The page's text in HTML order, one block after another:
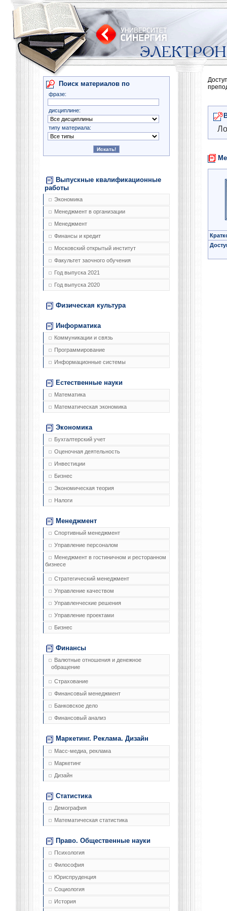
Поиск материалов по
фразе:
дисциплине:
типу материала:
Выпускные квалификационные
работы
Экономика
Менеджмент в организации
Менеджмент
Финансы и кредит
Московский открытый институт
Факультет заочного обучения
Год выпуска 2021
Год выпуска 2020
Физическая культура
Информатика
Коммуникации и связь
Программирование
Информационные системы
Естественные науки
Математика
Математическая экономика
Экономика
Бухгалтерский учет
Оценочная деятельность
Инвестиции
Бизнес
Экономическая теория
Налоги
Менеджмент
Спортивный менеджмент
Управление персоналом
Менеджмент в гостиничном и ресторанном
бизнесе
Стратегический менеджмент
Управление качеством
Управленческие решения
Управление проектами
Бизнес
Финансы
Валютные отношения и денежное
обращение
Страхование
Финансовый менеджмент
Банковское дело
Финансовый анализ
Маркетинг. Реклама. Дизайн
Масс-медиа, реклама
Маркетинг
Дизайн
Статистика
Демография
Математическая статистика
Право. Общественные науки
Психология
Философия
Юриспруденция
Социология
История